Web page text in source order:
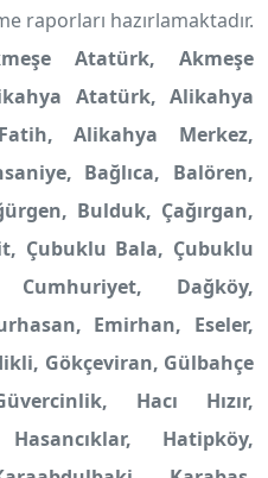
raporları hazırlamaktadır.
Atatürk, Akmeşe
Atatürk, Alikahya
Alikahya Merkez,
Bağlıca, Balören,
Bulduk, Çağırgan,
Çubuklu Bala, Çubuklu
Cumhuriyet, Dağköy,
Emirhan, Eseler,
Gökçeviran, Gülbahçe
Hacı Hızır,
Hatipköy,